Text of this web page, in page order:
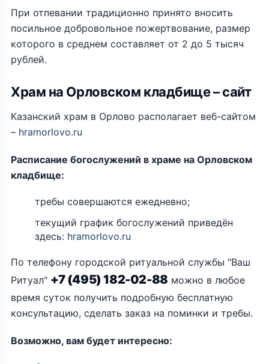
При отпевании традиционно принято вносить
посильное добровольное пожертвование, размер
которого в среднем составляет от 2 до 5 тысяч
рублей.
Храм на Орловском кладбище – сайт
Казанский храм в Орлово располагает веб-сайтом
– hramorlovo.ru
Расписание богослужений в храме на Орловском
кладбище:
требы совершаются ежедневно;
текущий график богослужений приведён
здесь: hramorlovo.ru
По телефону городской ритуальной службы "Ваш
Ритуал" +7 (495) 182-02-88 можно в любое
время суток получить подробную бесплатную
консультацию, сделать заказ на поминки и требы.
Возможно, вам будет интересно: